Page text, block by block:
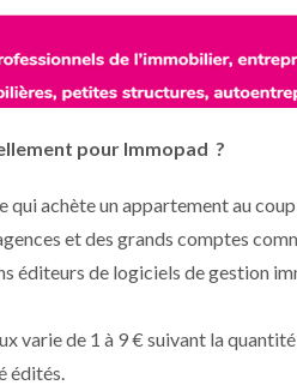
pour Immopad ?
qui achète un appartement au
et des grands comptes
éditeurs de logiciels de gestion
varie de 1 à 9 € suivant la
édités.